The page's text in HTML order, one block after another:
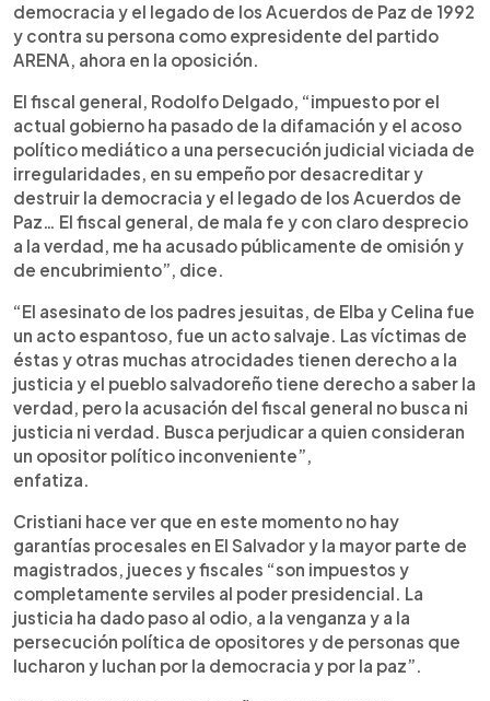
democracia y el legado de los Acuerdos de Paz de 1992
y contra su persona como expresidente del partido
ARENA, ahora en la oposición.
El fiscal general, Rodolfo Delgado, “impuesto por el
actual gobierno ha pasado de la difamación y el acoso
político mediático a una persecución judicial viciada de
irregularidades, en su empeño por desacreditar y
destruir la democracia y el legado de los Acuerdos de
Paz… El fiscal general, de mala fe y con claro desprecio
a la verdad, me ha acusado públicamente de omisión y
de encubrimiento”, dice.
“El asesinato de los padres jesuitas, de Elba y Celina fue
un acto espantoso, fue un acto salvaje. Las víctimas de
éstas y otras muchas atrocidades tienen derecho a la
justicia y el pueblo salvadoreño tiene derecho a saber la
verdad, pero la acusación del fiscal general no busca ni
justicia ni verdad. Busca perjudicar a quien consideran
un opositor político inconveniente”,
enfatiza.
Cristiani hace ver que en este momento no hay
garantías procesales en El Salvador y la mayor parte de
magistrados, jueces y fiscales “son impuestos y
completamente serviles al poder presidencial. La
justicia ha dado paso al odio, a la venganza y a la
persecución política de opositores y de personas que
lucharon y luchan por la democracia y por la paz”.